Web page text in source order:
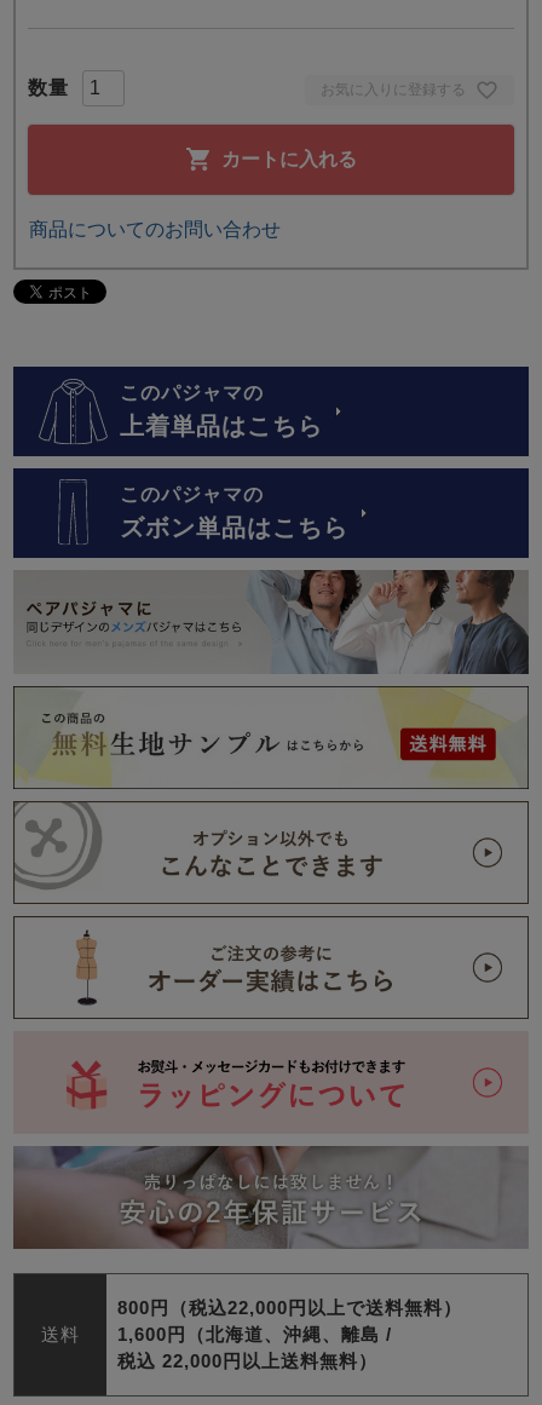
お気に入りに登録する
カートに入れる
商品についてのお問い合わせ
このパジャマの
上着単品はこちら
このパジャマの
ズボン単品はこちら
送料
800円（税込22,000円以上で送料無料）
1,600円（北海道、沖縄、離島 /
税込 22,000円以上送料無料）